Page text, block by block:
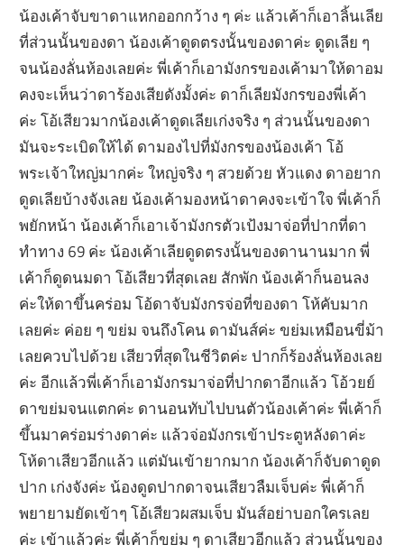
น้องเค้าจับขาดาแหกออกกว้าง ๆ ค่ะ แล้วเค้าก็เอาลิ้นเลีย
ที่ส่วนนั้นของดา น้องเค้าดูดตรงนั้นของดาค่ะ ดูดเลีย ๆ
จนน้องลั่นห้องเลยค่ะ พี่เค้าก็เอามังกรของเค้ามาให้ดาอม
คงจะเห็นว่าดาร้องเสียดังมั้งค่ะ ดาก็เลียมังกรของพี่เค้า
ค่ะ โอ้เสียวมากน้องเค้าดูดเลียเก่งจริง ๆ ส่วนนั้นของดา
มันจะระเบิดให้ได้ ดามองไปที่มังกรของน้องเค้า โอ้
พระเจ้าใหญ่มากค่ะ ใหญ่จริง ๆ สวยด้วย หัวแดง ดาอยาก
ดูดเลียบ้างจังเลย น้องเค้ามองหน้าดาคงจะเข้าใจ พี่เค้าก็
พยักหน้า น้องเค้าก็เอาเจ้ามังกรตัวเป้งมาจ่อที่ปากที่ดา
ทำทาง 69 ค่ะ น้องเค้าเลียดูดตรงนั้นของดานานมาก พี่
เค้าก็ดูดนมดา โอ้เสียวที่สุดเลย สักพัก น้องเค้าก็นอนลง
ค่ะให้ดาขึ้นคร่อม โอ้ดาจับมังกรจ่อที่ของดา โห้คับมาก
เลยค่ะ ค่อย ๆ ขย่ม จนถึงโคน ดามันส์ค่ะ ขย่มเหมือนขี่ม้า
เลยควบไปด้วย เสียวที่สุดในชีวิตค่ะ ปากก็ร้องลั่นห้องเลย
ค่ะ อีกแล้วพี่เค้าก็เอามังกรมาจ่อที่ปากดาอีกแล้ว โอ้วยย์
ดาขย่มจนแตกค่ะ ดานอนทับไปบนตัวน้องเค้าค่ะ พี่เค้าก็
ขึ้นมาคร่อมร่างดาค่ะ แล้วจ่อมังกรเข้าประตูหลังดาค่ะ
โห้ดาเสียวอีกแล้ว แต่มันเข้ายากมาก น้องเค้าก็จับดาดูด
ปาก เก่งจังค่ะ น้องดูดปากดาจนเสียวลืมเจ็บค่ะ พี่เค้าก็
พยายามยัดเข้าๆ โอ้เสียวผสมเจ็บ มันส์อย่าบอกใครเลย
ค่ะ เข้าแล้วค่ะ พี่เค้าก็ขย่ม ๆ ดาเสียวอีกแล้ว ส่วนนั้นของ